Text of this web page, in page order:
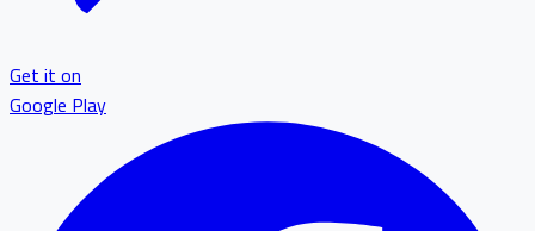
Get it on
Google Play